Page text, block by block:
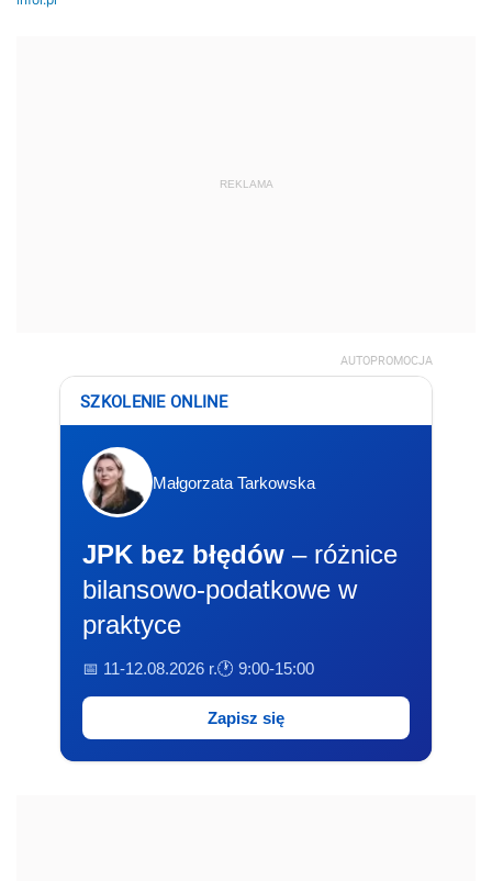
REKLAMA
AUTOPROMOCJA
SZKOLENIE ONLINE
Małgorzata Tarkowska
JPK bez błędów – różnice
bilansowo-podatkowe w
praktyce
📅 11-12.08.2026 r.🕐 9:00-15:00
Zapisz się